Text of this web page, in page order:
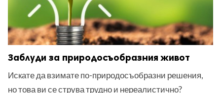
Заблуди за природосъобразния живот
Искате да взимате по-природосъобразни решения,
но това ви се струва трудно и нереалистично?